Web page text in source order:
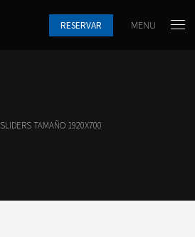
RESERVAR MENU
SLIDERS TAMAÑO 1920X700